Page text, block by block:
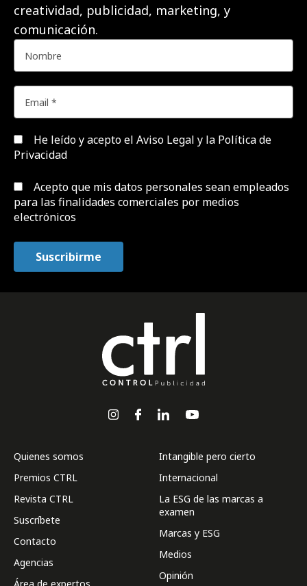
creatividad, publicidad, marketing, y
comunicación.
He leído y acepto el Aviso Legal y la Política de
Privacidad
Acepto que mis datos personales sean empleados
para las finalidades comerciales por medios
electrónicos
Quienes somos
Premios CTRL
Revista CTRL
Suscríbete
Contacto
Agencias
Intangible pero cierto
Internacional
La ESG de las marcas a
examen
Marcas y ESG
Medios
Opinión